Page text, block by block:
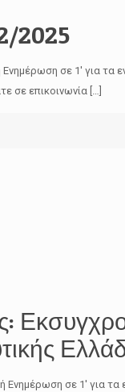
2025
σε 1′ για τα
σε επικοινωνία[…]
σε 1′ για τα